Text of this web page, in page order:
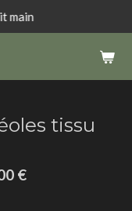
main
tissu
€